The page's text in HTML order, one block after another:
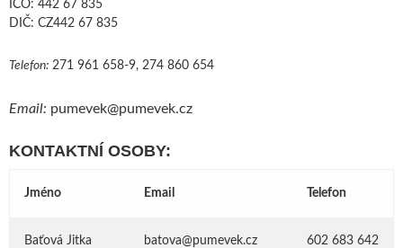
IČO: 442 67 835
DIČ: CZ442 67 835
Telefon: 271 961 658-9, 274 860 654
Email: pumevek@pumevek.cz
KONTAKTNÍ OSOBY:
Jméno Email Telefon
Baťová Jitka batova@pumevek.cz 602 683 642